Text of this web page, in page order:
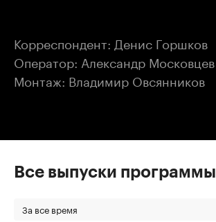
Корреспондент: Денис Горшков
Оператор: Александр Московцев
Монтаж: Владимир Овсянников
Все выпуски программы
За все время